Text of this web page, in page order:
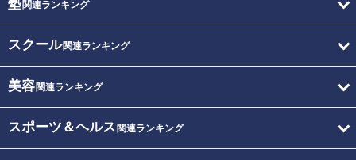
塾関連ランキング
スクール関連ランキング
美容関連ランキング
スポーツ＆ヘルス 関連ランキング